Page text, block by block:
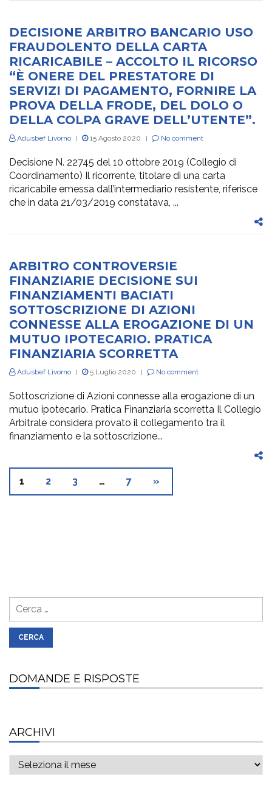
DECISIONE ARBITRO BANCARIO USO
FRAUDOLENTO DELLA CARTA
RICARICABILE – ACCOLTO IL RICORSO
“È ONERE DEL PRESTATORE DI
SERVIZI DI PAGAMENTO, FORNIRE LA
PROVA DELLA FRODE, DEL DOLO O
DELLA COLPA GRAVE DELL’UTENTE”.
Adusbef Livorno | 15 Agosto 2020 | No comment
Decisione N. 22745 del 10 ottobre 2019 (Collegio di
Coordinamento) Il ricorrente, titolare di una carta
ricaricabile emessa dall’intermediario resistente, riferisce
che in data 21/03/2019 constatava, ...
ARBITRO CONTROVERSIE
FINANZIARIE DECISIONE SUI
FINANZIAMENTI BACIATI
SOTTOSCRIZIONE DI AZIONI
CONNESSE ALLA EROGAZIONE DI UN
MUTUO IPOTECARIO. PRATICA
FINANZIARIA SCORRETTA
Adusbef Livorno | 5 Luglio 2020 | No comment
Sottoscrizione di Azioni connesse alla erogazione di un
mutuo ipotecario. Pratica Finanziaria scorretta Il Collegio
Arbitrale considera provato il collegamento tra il
finanziamento e la sottoscrizione...
1 2 3 … 7 »
Ricerca
per:
DOMANDE E RISPOSTE
ARCHIVI
Archivi